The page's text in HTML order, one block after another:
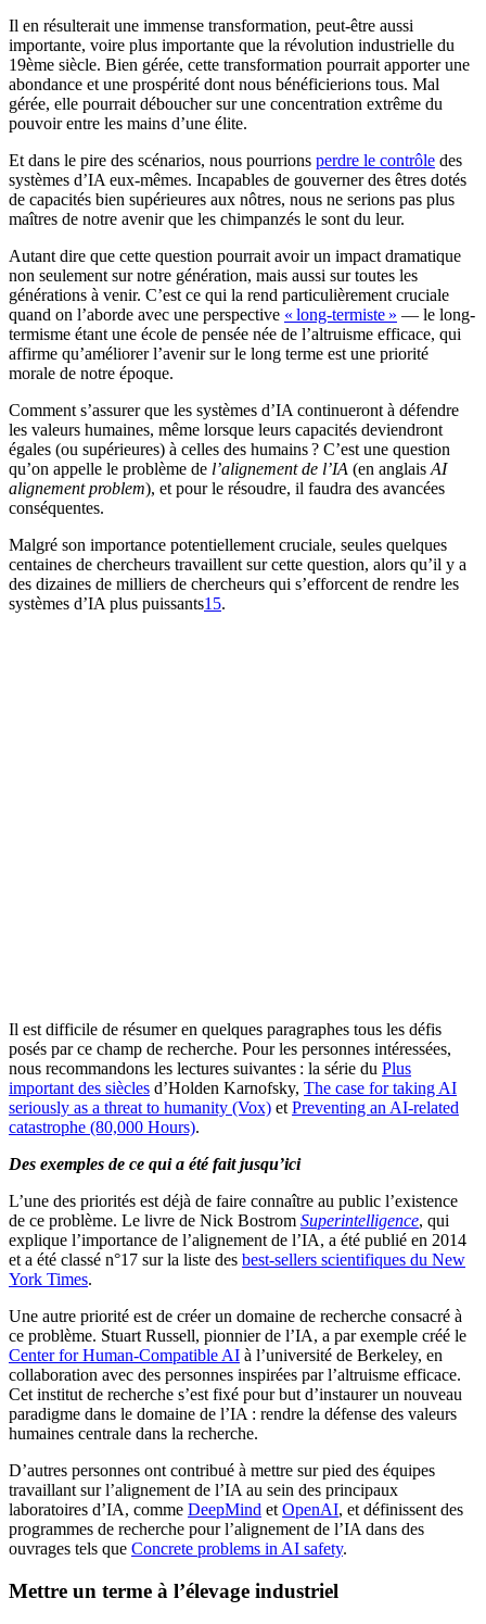
Il en résulterait une immense transformation, peut-être aussi
importante, voire plus importante que la révolution industrielle du
19ème siècle. Bien gérée, cette transformation pourrait apporter une
abondance et une prospérité dont nous bénéficierions tous. Mal
gérée, elle pourrait déboucher sur une concentration extrême du
pouvoir entre les mains d’une élite.
Et dans le pire des scénarios, nous pourrions perdre le contrôle des
systèmes d’IA eux-mêmes. Incapables de gouverner des êtres dotés
de capacités bien supérieures aux nôtres, nous ne serions pas plus
maîtres de notre avenir que les chimpanzés le sont du leur.
Autant dire que cette question pourrait avoir un impact dramatique
non seulement sur notre génération, mais aussi sur toutes les
générations à venir. C’est ce qui la rend particulièrement cruciale
quand on l’aborde avec une perspective « long-termiste » — le long-
termisme étant une école de pensée née de l’altruisme efficace, qui
affirme qu’améliorer l’avenir sur le long terme est une priorité
morale de notre époque.
Comment s’assurer que les systèmes d’IA continueront à défendre
les valeurs humaines, même lorsque leurs capacités deviendront
égales (ou supérieures) à celles des humains ? C’est une question
qu’on appelle le problème de l’alignement de l’IA (en anglais AI
alignement problem), et pour le résoudre, il faudra des avancées
conséquentes.
Malgré son importance potentiellement cruciale, seules quelques
centaines de chercheurs travaillent sur cette question, alors qu’il y a
des dizaines de milliers de chercheurs qui s’efforcent de rendre les
systèmes d’IA plus puissants⁠15.
Il est difficile de résumer en quelques paragraphes tous les défis
posés par ce champ de recherche. Pour les personnes intéressées,
nous recommandons les lectures suivantes : la série du Plus
important des siècles d’Holden Karnofsky, The case for taking AI
seriously as a threat to humanity (Vox) et Preventing an AI-related
catastrophe (80,000 Hours).
Des exemples de ce qui a été fait jusqu’ici
L’une des priorités est déjà de faire connaître au public l’existence
de ce problème. Le livre de Nick Bostrom Superintelligence, qui
explique l’importance de l’alignement de l’IA, a été publié en 2014
et a été classé n°17 sur la liste des best-sellers scientifiques du New
York Times.
Une autre priorité est de créer un domaine de recherche consacré à
ce problème. Stuart Russell, pionnier de l’IA, a par exemple créé le
Center for Human-Compatible AI à l’université de Berkeley, en
collaboration avec des personnes inspirées par l’altruisme efficace.
Cet institut de recherche s’est fixé pour but d’instaurer un nouveau
paradigme dans le domaine de l’IA : rendre la défense des valeurs
humaines centrale dans la recherche.
D’autres personnes ont contribué à mettre sur pied des équipes
travaillant sur l’alignement de l’IA au sein des principaux
laboratoires d’IA, comme DeepMind et OpenAI, et définissent des
programmes de recherche pour l’alignement de l’IA dans des
ouvrages tels que Concrete problems in AI safety.
Mettre un terme à l’élevage industriel